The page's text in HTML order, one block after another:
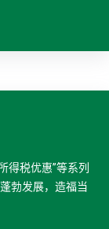
得税优惠”等系列
勃发展，造福当